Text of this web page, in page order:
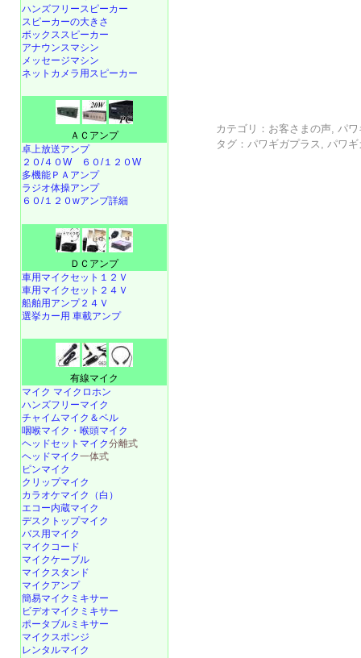
カテゴリ： お客さまの声 パ
タグ： パワギガプラス パワ
ハンズフリースピーカー
スピーカーの大きさ
ボックススピーカー
アナウンスマシン
メッセージマシン
ネットカメラ用スピーカー
ＡＣアンプ
卓上放送アンプ
２０/４０W
６０/１２０W
多機能ＰＡアンプ
ラジオ体操アンプ
６０/１２０wアンプ詳細
ＤＣアンプ
車用マイクセット１２Ｖ
車用マイクセット２４Ｖ
船舶用アンプ２４Ｖ
選挙カー用 車載アンプ
有線マイク
マイク マイクロホン
ハンズフリーマイク
チャイムマイク＆ベル
咽喉マイク・喉頭マイク
ヘッドセットマイク分離式
ヘッドマイク一体式
ピンマイク
クリップマイク
カラオケマイク（白）
エコー内蔵マイク
デスクトップマイク
バス用マイク
マイクコード
マイクケーブル
マイクスタンド
マイクアンプ
簡易マイクミキサー
ビデオマイクミキサー
ポータブルミキサー
マイクスポンジ
レンタルマイク